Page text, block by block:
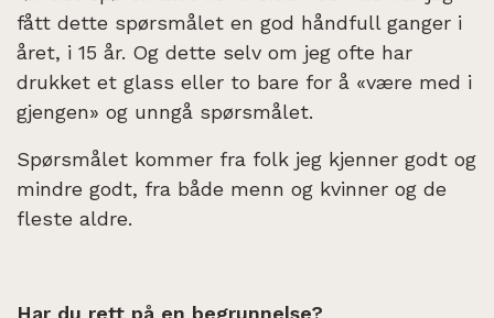
fått dette spørsmålet en god håndfull ganger i
året, i 15 år. Og dette selv om jeg ofte har
drukket et glass eller to bare for å «være med i
gjengen» og unngå spørsmålet.
Spørsmålet kommer fra folk jeg kjenner godt og
mindre godt, fra både menn og kvinner og de
fleste aldre.
Har du rett på en begrunnelse?